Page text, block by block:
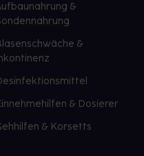
&
&
& Dosierer
& Korsetts